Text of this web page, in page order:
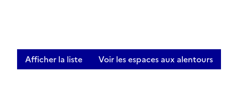
Afficher la liste Voir les espaces aux alentours